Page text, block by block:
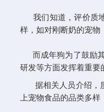
我们知道，评价质地
样，如对刚断奶的宠物
而成年狗为了鼓励其
研发等方面发挥着重要
据相关人员介绍，质
上宠物食品的品类多